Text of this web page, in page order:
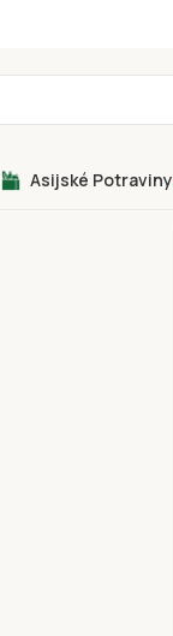
Asijské Potraviny